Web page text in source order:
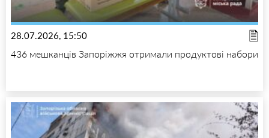
28.07.2026, 15:50
436 мешканців Запоріжжя отримали продуктові набори